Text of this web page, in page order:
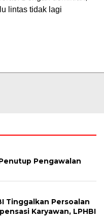
lintas tidak lagi
Pengawalan
Tinggalkan Persoalan
Karyawan, LPHBI